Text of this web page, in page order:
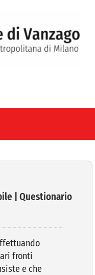
| Questionario
fronti
e che